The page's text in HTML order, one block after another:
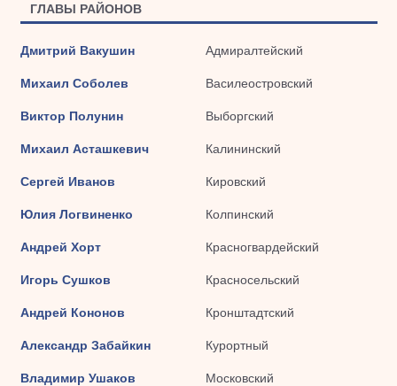
ГЛАВЫ РАЙОНОВ
Дмитрий Вакушин Адмиралтейский
Михаил Соболев Василеостровский
Виктор Полунин Выборгский
Михаил Асташкевич Калининский
Сергей Иванов Кировский
Юлия Логвиненко Колпинский
Андрей Хорт Красногвардейский
Игорь Сушков Красносельский
Андрей Кононов Кронштадтский
Александр Забайкин Курортный
Владимир Ушаков Московский